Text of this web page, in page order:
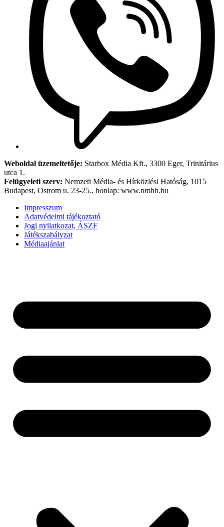
Weboldal üzemeltetője: Starbox Média Kft., 3300 Eger, Trinitárius
utca 1.
Felügyeleti szerv: Nemzeti Média- és Hírközlési Hatóság, 1015
Budapest, Ostrom u. 23-25., honlap: www.nmhh.hu
Impresszum
Adatvédelmi tájékoztató
Jogi nyilatkozat, ÁSZF
Játékszabályzat
Médiaajánlat